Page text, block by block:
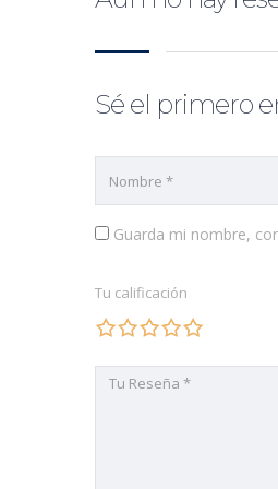
Sé el primero
Guarda mi nombre,
Tu calificación